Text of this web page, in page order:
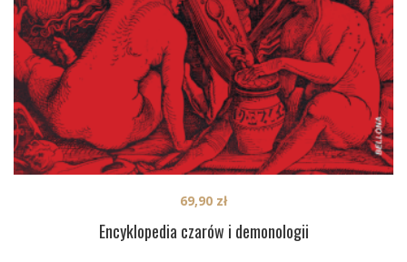
Encyklopedia czarów i demonologii
69,90 zł